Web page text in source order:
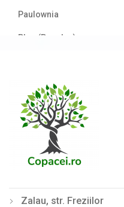
Paulownia
Plop (Populus)
Salcâm (Robinia)
Salcie (Salix)
Stejar (Quercus)
Tei (Tilia)
Din nou pe stoc
Zalau, str. Freziilor